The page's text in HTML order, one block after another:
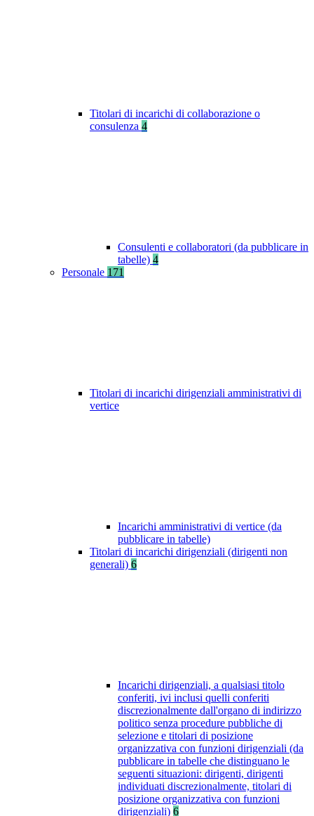
Titolari di incarichi di collaborazione o
consulenza 4
Consulenti e collaboratori (da pubblicare in
tabelle) 4
Personale 171
Titolari di incarichi dirigenziali amministrativi di
vertice
Incarichi amministrativi di vertice (da
pubblicare in tabelle)
Titolari di incarichi dirigenziali (dirigenti non
generali) 6
Incarichi dirigenziali, a qualsiasi titolo
conferiti, ivi inclusi quelli conferiti
discrezionalmente dall'organo di indirizzo
politico senza procedure pubbliche di
selezione e titolari di posizione
organizzativa con funzioni dirigenziali (da
pubblicare in tabelle che distinguano le
seguenti situazioni: dirigenti, dirigenti
individuati discrezionalmente, titolari di
posizione organizzativa con funzioni
dirigenziali) 6